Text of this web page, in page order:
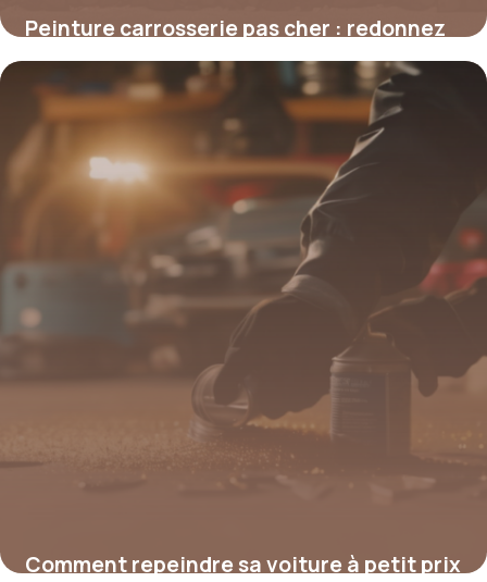
Peinture carrosserie pas cher : redonnez
vie à votre voiture sans exploser votre
budget
4 juillet 2025
Comment repeindre sa voiture à petit prix